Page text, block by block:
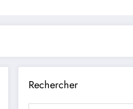
Rechercher